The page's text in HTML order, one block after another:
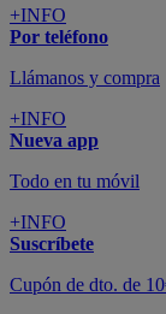
+INFO
Por teléfono
Llámanos y compra
+INFO
Nueva app
Todo en tu móvil
+INFO
Suscríbete
Cupón de dto. de